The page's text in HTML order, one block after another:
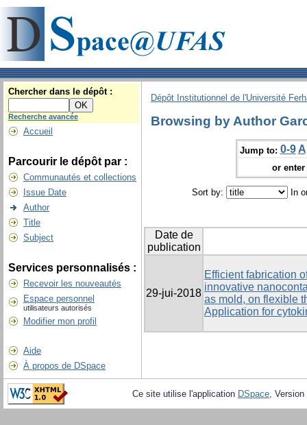
Chercher dans le dépôt :
Recherche avancée
Accueil
Parcourir le dépôt par :
Communautés et collections
Issue Date
Author
Title
Subject
Services personnalisés :
Recevoir les nouveautés
Espace personnel
utilisateurs autorisés
Modifier mon profil
Aide
À propos de DSpace
Dépôt Institutionnel de l'Université
Browsing by Author
Jump to: 0-9 A
or
Sort by: In
Date de
publication
29-jui-2018
Efficient fabrication
innovative
as mold, on flexible
Application for
Ce site utilise l'application DSpace,